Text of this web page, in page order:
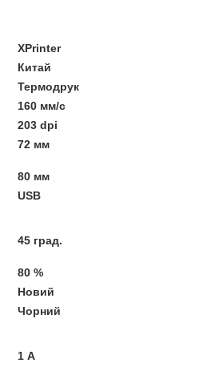
XPrinter
Китай
Термодрук
160 мм/с
203 dpi
72 мм
80 мм
USB
45 град.
80 %
Новий
Чорний
1 А